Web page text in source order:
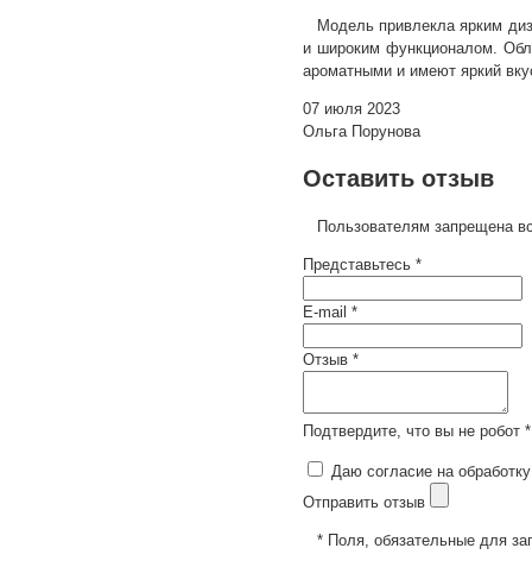
Модель привлекла ярким
и широким функционалом.
ароматными и имеют яркий
07 июля 2023
Ольга Порунова
Оставить отзыв
Пользователям запрещена
Представьтесь *
E-mail *
Отзыв *
Подтвердите, что вы не робот *
Даю согласие на
Отправить отзыв
* Поля, обязательные для